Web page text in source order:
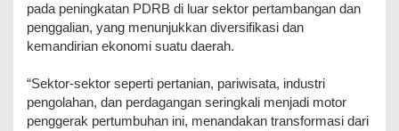
pada peningkatan PDRB di luar sektor pertambangan dan
penggalian, yang menunjukkan diversifikasi dan
kemandirian ekonomi suatu daerah.
“Sektor-sektor seperti pertanian, pariwisata, industri
pengolahan, dan perdagangan seringkali menjadi motor
penggerak pertumbuhan ini, menandakan transformasi dari